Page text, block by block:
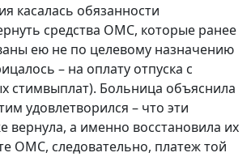
касалась обязанности
средства ОМС, которые ранее
ею не по целевому назначению
– на оплату отпуска с
стимвыплат). Больница объяснила
удовлетворился – что эти
вернула, а именно восстановила их
ОМС, следовательно, платеж той